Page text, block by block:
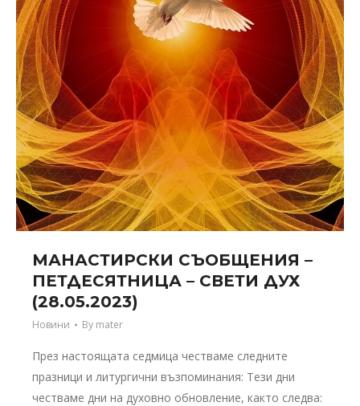
МАНАСТИРСКИ СЪОБЩЕНИЯ –
ПЕТДЕСЯТНИЦА – СВЕТИ ДУХ
(28.05.2023)
Новини By mater
През настоящата седмица честваме следните
празници и литургични възпоминания: Тези дни
честваме дни на духовно обновление, както следва: